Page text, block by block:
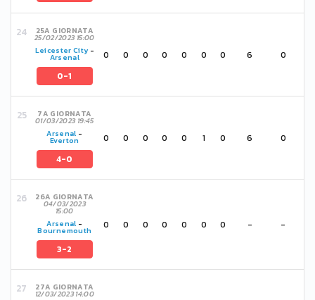
25A GIORNATA
25/02/2023 15:00
Leicester City-
Arsenal
0-1
0 0 0 0 0 0 0 6 0
7A GIORNATA
01/03/2023 19:45
Arsenal -
Everton
4-0
0 0 0 0 0 1 0 6 0
26A GIORNATA
04/03/2023
15:00
Arsenal -
Bournemouth
3-2
0 0 0 0 0 0 0 - -
27A GIORNATA
12/03/2023 14:00